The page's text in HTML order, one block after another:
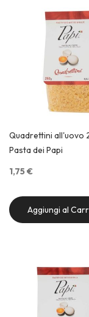
Quadrettini all'uovo
Pasta dei Papi
1,75 €
Aggiungi al